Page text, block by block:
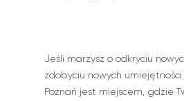
Jeśli marzysz o odkryciu
zdobyciu nowych
Poznań jest miejscem, gdzie